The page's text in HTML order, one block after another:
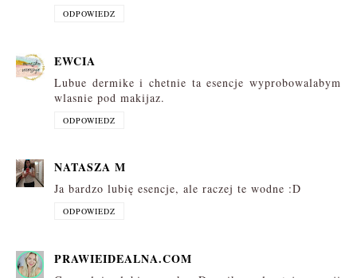
ODPOWIEDZ
EWCIA
Lubue dermike i chetnie ta esencje wyprobowalabym
wlasnie pod makijaz.
ODPOWIEDZ
NATASZA M
Ja bardzo lubię esencje, ale raczej te wodne :D
ODPOWIEDZ
PRAWIEIDEALNA.COM